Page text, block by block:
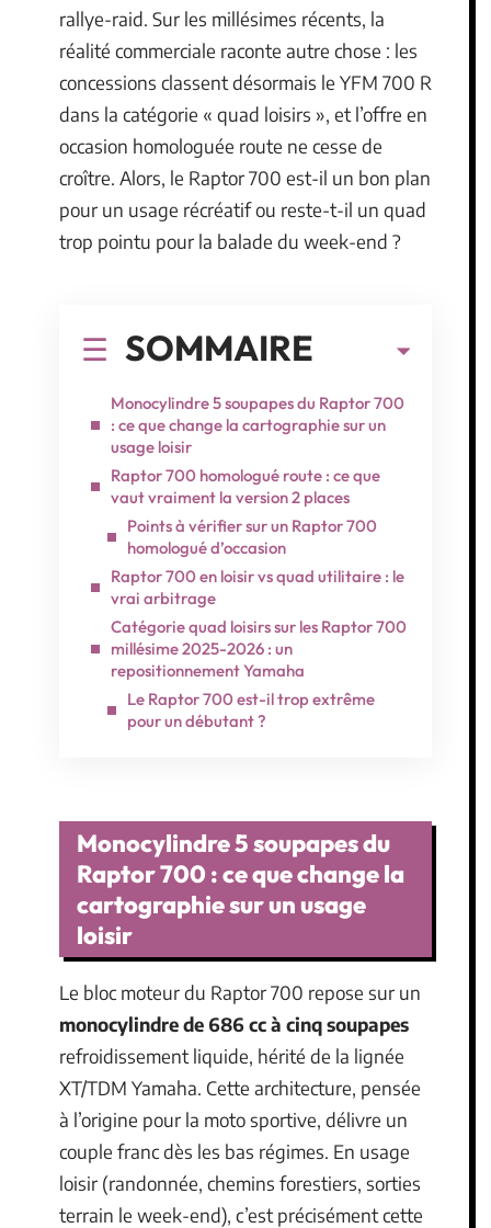
rallye-raid. Sur les millésimes récents, la
réalité commerciale raconte autre chose : les
concessions classent désormais le YFM 700 R
dans la catégorie « quad loisirs », et l’offre en
occasion homologuée route ne cesse de
croître. Alors, le Raptor 700 est-il un bon plan
pour un usage récréatif ou reste-t-il un quad
trop pointu pour la balade du week-end ?
SOMMAIRE
Monocylindre 5 soupapes du Raptor 700
: ce que change la cartographie sur un
usage loisir
Raptor 700 homologué route : ce que
vaut vraiment la version 2 places
Points à vérifier sur un Raptor 700
homologué d’occasion
Raptor 700 en loisir vs quad utilitaire : le
vrai arbitrage
Catégorie quad loisirs sur les Raptor 700
millésime 2025-2026 : un
repositionnement Yamaha
Le Raptor 700 est-il trop extrême
pour un débutant ?
Monocylindre 5 soupapes du
Raptor 700 : ce que change la
cartographie sur un usage
loisir
Le bloc moteur du Raptor 700 repose sur un
monocylindre de 686 cc à cinq soupapes
refroidissement liquide, hérité de la lignée
XT/TDM Yamaha. Cette architecture, pensée
à l’origine pour la moto sportive, délivre un
couple franc dès les bas régimes. En usage
loisir (randonnée, chemins forestiers, sorties
terrain le week-end), c’est précisément cette